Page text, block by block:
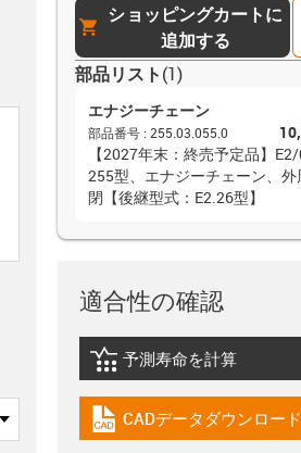
cart ショッピングカートに
追加する
部品リスト(1)
エナジーチェーン
部品番号 : 255.03.055.0
【2027年末：終売予定品】
255型、エナジーチェーン、外
閉【後継型式：E2.26型】
適合性の確認
igus-icon-
予測寿命を計算
igus-icon-cad-dateien
CADデータダウンロード